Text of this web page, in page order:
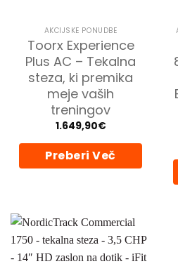
AKCIJSKE PONUDBE
Toorx Experience
Plus AC – Tekalna
steza, ki premika
meje vaših
treningov
1.649,90€
Preberi Več